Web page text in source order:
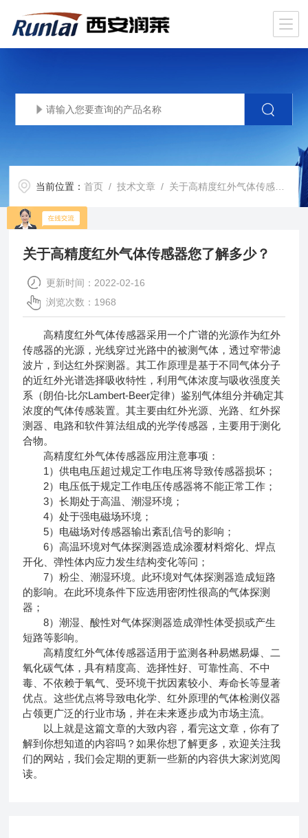
当前位置：首页 /技术文章 / 关于高精度红外气体传感器您了解多少？
关于高精度红外气体传感器您了解多少？
更新时间：2022-02-16
浏览次数：1968
高精度红外气体传感器采用一个广谱的光源作为红外
传感器的光源，光线穿过光路中的被测气体，透过窄带滤
波片，到达红外探测器。其工作原理是基于不同气体分子
的近红外光谱选择吸收特性，利用气体浓度与吸收强度关
系（朗伯-比尔Lambert-Beer定律）鉴别气体组分并确定其
浓度的气体传感装置。其主要由红外光源、光路、红外探
测器、电路和软件算法组成的光学传感器，主要用于测化
合物。
高精度红外气体传感器应用注意事项：
1）供电电压超过规定工作电压将导致传感器损坏；
2）电压低于规定工作电压传感器将不能正常工作；
3）长期处于高温、潮湿环境；
4）处于强电磁场环境；
5）电磁场对传感器输出紊乱信号的影响；
6）高温环境对气体探测器造成涂覆材料熔化、焊点
开化、弹性体内应力发生结构变化等问；
7）粉尘、潮湿环境。此环境对气体探测器造成短路
的影响。在此环境条件下应选用密闭性很高的气体探测
器；
8）潮湿、酸性对气体探测器造成弹性体受损或产生
短路等影响。
高精度红外气体传感器适用于监测各种易燃易爆、二
氧化碳气体，具有精度高、选择性好、可靠性高、不中
毒、不依赖于氧气、受环境干扰因素较小、寿命长等显著
优点。这些优点将导致电化学、红外原理的气体检测仪器
占领更广泛的行业市场，并在未来逐步成为市场主流。
以上就是这篇文章的大致内容，看完这文章，你有了
解到你想知道的内容吗？如果你想了解更多，欢迎关注我
们的网站，我们会定期的更新一些新的内容供大家浏览阅
读。